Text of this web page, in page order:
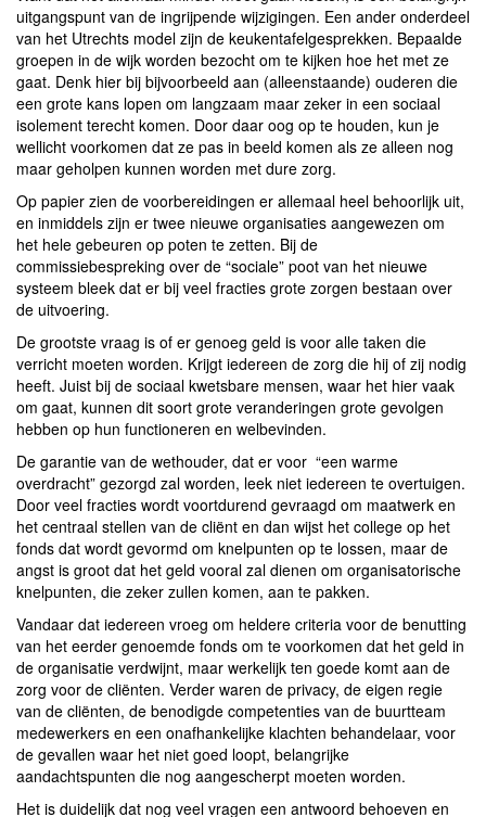
uitgangspunt van de ingrijpende wijzigingen. Een ander onderdeel
van het Utrechts model zijn de keukentafelgesprekken. Bepaalde
groepen in de wijk worden bezocht om te kijken hoe het met ze
gaat. Denk hier bij bijvoorbeeld aan (alleenstaande) ouderen die
een grote kans lopen om langzaam maar zeker in een sociaal
isolement terecht komen. Door daar oog op te houden, kun je
wellicht voorkomen dat ze pas in beeld komen als ze alleen nog
maar geholpen kunnen worden met dure zorg.
Op papier zien de voorbereidingen er allemaal heel behoorlijk uit,
en inmiddels zijn er twee nieuwe organisaties aangewezen om
het hele gebeuren op poten te zetten. Bij de
commissiebespreking over de “sociale” poot van het nieuwe
systeem bleek dat er bij veel fracties grote zorgen bestaan over
de uitvoering.
De grootste vraag is of er genoeg geld is voor alle taken die
verricht moeten worden. Krijgt iedereen de zorg die hij of zij nodig
heeft. Juist bij de sociaal kwetsbare mensen, waar het hier vaak
om gaat, kunnen dit soort grote veranderingen grote gevolgen
hebben op hun functioneren en welbevinden.
De garantie van de wethouder, dat er voor “een warme
overdracht” gezorgd zal worden, leek niet iedereen te overtuigen.
Door veel fracties wordt voortdurend gevraagd om maatwerk en
het centraal stellen van de cliënt en dan wijst het college op het
fonds dat wordt gevormd om knelpunten op te lossen, maar de
angst is groot dat het geld vooral zal dienen om organisatorische
knelpunten, die zeker zullen komen, aan te pakken.
Vandaar dat iedereen vroeg om heldere criteria voor de benutting
van het eerder genoemde fonds om te voorkomen dat het geld in
de organisatie verdwijnt, maar werkelijk ten goede komt aan de
zorg voor de cliënten. Verder waren de privacy, de eigen regie
van de cliënten, de benodigde competenties van de buurtteam
medewerkers en een onafhankelijke klachten behandelaar, voor
de gevallen waar het niet goed loopt, belangrijke
aandachtspunten die nog aangescherpt moeten worden.
Het is duidelijk dat nog veel vragen een antwoord behoeven en